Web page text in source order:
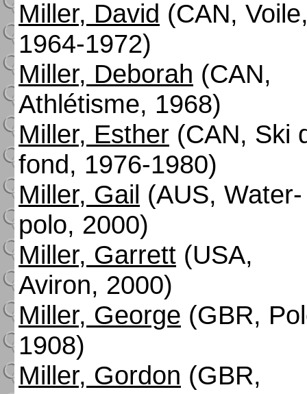
Miller, David (CAN,
1964-1972)
Miller, Deborah (CAN,
Athlétisme, 1968)
Miller, Esther (CAN, Ski
fond, 1976-1980)
Miller, Gail (AUS, Water-
polo, 2000)
Miller, Garrett (USA,
Aviron, 2000)
Miller, George (GBR,
1908)
Miller, Gordon (GBR,